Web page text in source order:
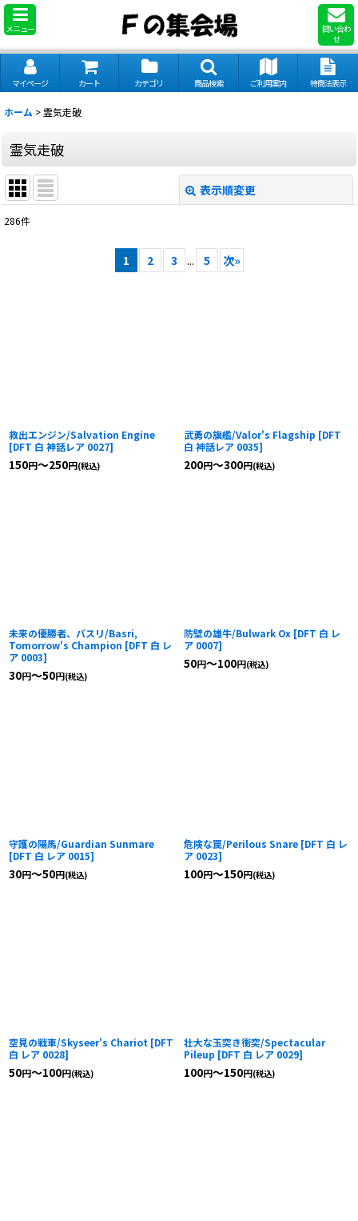
メニュー
問い合わ
せ
マイページ カート カテゴリ 商品検索 ご利用案内 特商法表示
ホーム > 霊気走破
霊気走破
表示順変更
286件
1 2 3 ... 5 次»
救出エンジン/Salvation Engine
[DFT 白 神話レア 0027]
150円～250円(税込)
武勇の旗艦/Valor's Flagship [DFT
白 神話レア 0035]
200円～300円(税込)
未来の優勝者、バスリ/Basri,
Tomorrow's Champion [DFT 白 レ
ア 0003]
30円～50円(税込)
防壁の雄牛/Bulwark Ox [DFT 白 レ
ア 0007]
50円～100円(税込)
守護の陽馬/Guardian Sunmare
[DFT 白 レア 0015]
30円～50円(税込)
危険な罠/Perilous Snare [DFT 白 レ
ア 0023]
100円～150円(税込)
空見の戦車/Skyseer's Chariot [DFT
白 レア 0028]
50円～100円(税込)
壮大な玉突き衝突/Spectacular
Pileup [DFT 白 レア 0029]
100円～150円(税込)